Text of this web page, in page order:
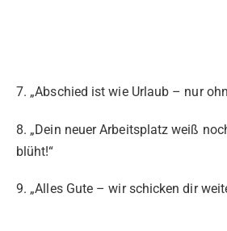
7. „Abschied ist wie Urlaub – nur
8. „Dein neuer Arbeitsplatz weiß
blüht!“
9. „Alles Gute – wir schicken dir